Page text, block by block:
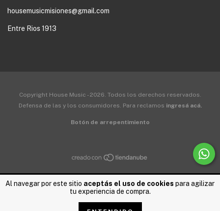
Al navegar por este sitio aceptás el uso de cookies para agilizar
tu experiencia de compra.
housemusicmisiones@gmail.com
Entre Rios 1913
Copyright House Music - 2026. Todos los derechos reservados.
Defensa de las y los consumidores. Para reclamos ingresá acá.
Botón de arrepentimiento